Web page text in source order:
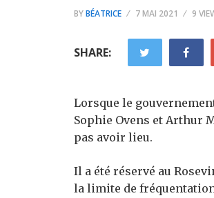
BYBÉATRICE 7 MAI 2021 9
SHARE:
Lorsque le
Sophie Ovens et Arthur
pas avoir lieu.
Il a été réservé au
la limite de